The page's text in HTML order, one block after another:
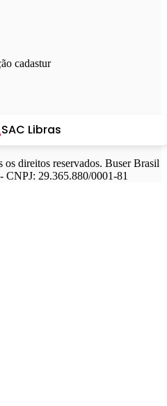
SAC Libras
direitos reservados. Buser Brasil
29.365.880/0001-81